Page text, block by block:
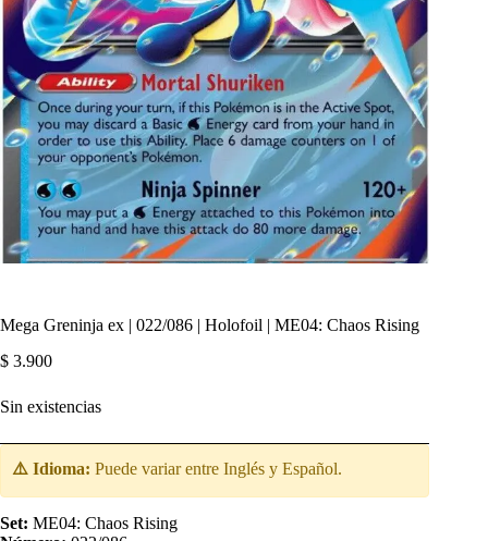
Mega Greninja ex | 022/086 | Holofoil | ME04: Chaos Rising
$ 3.900
Sin existencias
⚠️ Idioma: Puede variar entre Inglés y Español.
Set: ME04: Chaos Rising